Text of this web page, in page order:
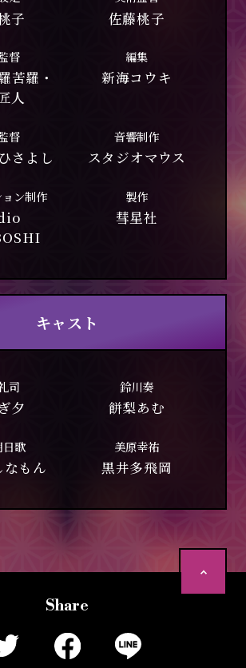
報
子 佐藤桃子
督
苦羅・
人
編集
新海コウキ
督
さよし
音響制作
スタジオマウス
ョン制作 製作
彗星社
キャスト
司
夕
鈴川奏
餅梨あむ
日歌
なもん
美原幸祐
黒井多飛岡
a
Share
F